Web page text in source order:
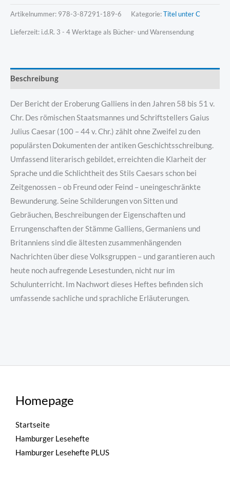
Artikelnummer: 978-3-87291-189-6 Kategorie:Titel unter C
Lieferzeit: i.d.R. 3 - 4 Werktage als Bücher- und Warensendung
Beschreibung
Der Bericht der Eroberung Galliens in den Jahren 58 bis 51 v.
Chr. Des römischen Staatsmannes und Schriftstellers Gaius
Julius Caesar (100 – 44 v. Chr.) zählt ohne Zweifel zu den
populärsten Dokumenten der antiken Geschichtsschreibung.
Umfassend literarisch gebildet, erreichten die Klarheit der
Sprache und die Schlichtheit des Stils Caesars schon bei
Zeitgenossen – ob Freund oder Feind – uneingeschränkte
Bewunderung. Seine Schilderungen von Sitten und
Gebräuchen, Beschreibungen der Eigenschaften und
Errungenschaften der Stämme Galliens, Germaniens und
Britanniens sind die ältesten zusammenhängenden
Nachrichten über diese Volksgruppen – und garantieren auch
heute noch aufregende Lesestunden, nicht nur im
Schulunterricht. Im Nachwort dieses Heftes befinden sich
umfassende sachliche und sprachliche Erläuterungen.
Homepage
Startseite
Hamburger Lesehefte
Hamburger Lesehefte PLUS